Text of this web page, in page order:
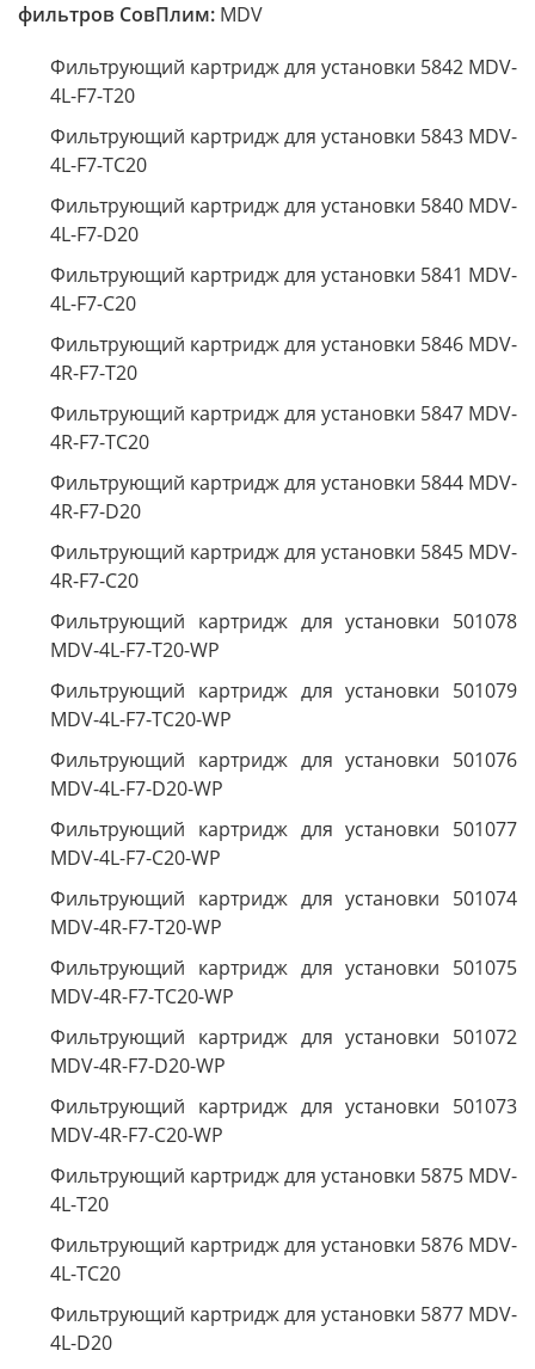
фильтров СовПлим: MDV
Фильтрующий картридж для установки 5842 MDV-
4L-F7-T20
Фильтрующий картридж для установки 5843 MDV-
4L-F7-TC20
Фильтрующий картридж для установки 5840 MDV-
4L-F7-D20
Фильтрующий картридж для установки 5841 MDV-
4L-F7-C20
Фильтрующий картридж для установки 5846 MDV-
4R-F7-T20
Фильтрующий картридж для установки 5847 MDV-
4R-F7-TC20
Фильтрующий картридж для установки 5844 MDV-
4R-F7-D20
Фильтрующий картридж для установки 5845 MDV-
4R-F7-C20
Фильтрующий картридж для установки 501078
MDV-4L-F7-T20-WP
Фильтрующий картридж для установки 501079
MDV-4L-F7-TC20-WP
Фильтрующий картридж для установки 501076
MDV-4L-F7-D20-WP
Фильтрующий картридж для установки 501077
MDV-4L-F7-C20-WP
Фильтрующий картридж для установки 501074
MDV-4R-F7-T20-WP
Фильтрующий картридж для установки 501075
MDV-4R-F7-TC20-WP
Фильтрующий картридж для установки 501072
MDV-4R-F7-D20-WP
Фильтрующий картридж для установки 501073
MDV-4R-F7-C20-WP
Фильтрующий картридж для установки 5875 MDV-
4L-T20
Фильтрующий картридж для установки 5876 MDV-
4L-TC20
Фильтрующий картридж для установки 5877 MDV-
4L-D20